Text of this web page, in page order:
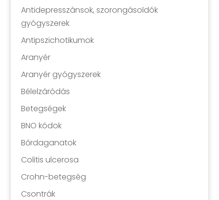
Antidepresszánsok, szorongásoldók
gyógyszerek
Antipszichotikumok
Aranyér
Aranyér gyógyszerek
Bélelzáródás
Betegségek
BNO kódok
Bőrdaganatok
Colitis ulcerosa
Crohn-betegség
Csontrák